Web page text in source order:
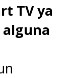
TV ya